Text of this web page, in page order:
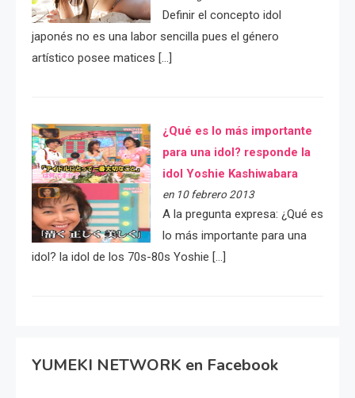
Definir el concepto idol
japonés no es una labor sencilla pues el género
artístico posee matices […]
¿Qué es lo más importante
para una idol? responde la
idol Yoshie Kashiwabara
en 10 febrero 2013
A la pregunta expresa: ¿Qué es
lo más importante para una
idol? la idol de los 70s-80s Yoshie […]
YUMEKI NETWORK en Facebook